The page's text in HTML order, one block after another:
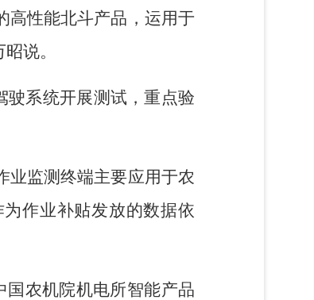
高性能北斗产品，运用于
说。
驶系统开展测试，重点验
业监测终端主要应用于农
作业补贴发放的数据依
国农机院机电所智能产品